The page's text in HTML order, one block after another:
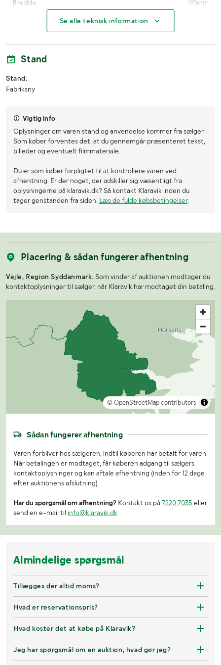
Bredde 193mm
Se alle teknisk information
Stand
Stand:
Fabriksny
Vigtig info
Oplysninger om varen stand og anvendelse kommer fra sælger.
Som køber forventes det, at du gennemgår præsenteret tekst,
billeder og eventuelt filmmateriale.
Du er som køber forpligtet til at kontrollere varen ved
afhentning. Er der noget, der adskiller sig væsentligt fra
oplysningerne på klaravik.dk? Så kontakt Klaravik inden du
tager genstanden fra siden. Læs de fulde købsbetingelser.
Placering & sådan fungerer afhentning
Vejle, Region Syddanmark. Som vinder af auktionen modtager du
kontaktoplysninger til sælger, når Klaravik har modtaget din betaling.
© OpenStreetMap contributors
Sådan fungerer afhentning
Varen forbliver hos sælgeren, indtil køberen har betalt for varen.
Når betalingen er modtaget, får køberen adgang til sælgers
kontaktoplysninger og kan aftale afhentning (inden for 12 dage
efter auktionens afslutning).
Har du spørgsmål om afhentning? Kontakt os på 7220 7035 eller
send en e-mail til info@klaravik.dk
Almindelige spørgsmål
Tillægges der altid moms?
Hvad er reservationspris?
Hvad koster det at købe på Klaravik?
Jeg har spørgsmål om en auktion, hvad gør jeg?